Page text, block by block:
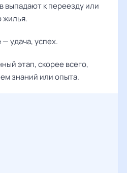
выпадают к переезду или
жилья.
— удача, успех.
этап, скорее всего,
знаний или опыта.